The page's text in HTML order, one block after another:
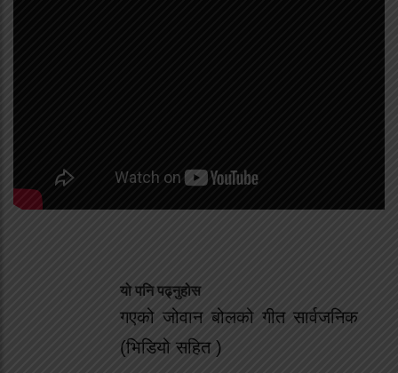
यो पनि पढ्नुहोस
गएको जोवान बोलको गीत सार्वजनिक
(भिडियो सहित )